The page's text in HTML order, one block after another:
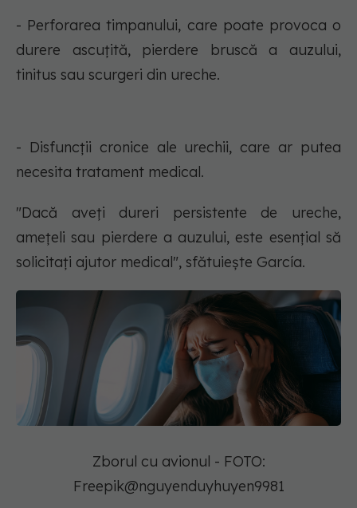
- Perforarea timpanului, care poate provoca o
durere ascuțită, pierdere bruscă a auzului,
tinitus sau scurgeri din ureche.
- Disfuncții cronice ale urechii, care ar putea
necesita tratament medical.
"Dacă aveți dureri persistente de ureche,
amețeli sau pierdere a auzului, este esențial să
solicitați ajutor medical", sfătuiește García.
Zborul cu avionul - FOTO:
Freepik@nguyenduyhuyen9981